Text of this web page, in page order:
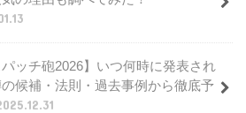
パッチ砲2026】いつ何時に発表され
の候補・法則・過去事例から徹底予